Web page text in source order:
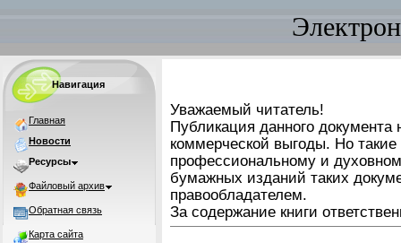
Навигация
Главная
Новости
Ресурсы
Файловый архив
Обратная связь
Карта сайта
Уважаемый читатель!
Публикация данного документа
коммерческой выгоды. Но
профессиональному и
бумажных изданий таких
правообладателем.
За содержание книги